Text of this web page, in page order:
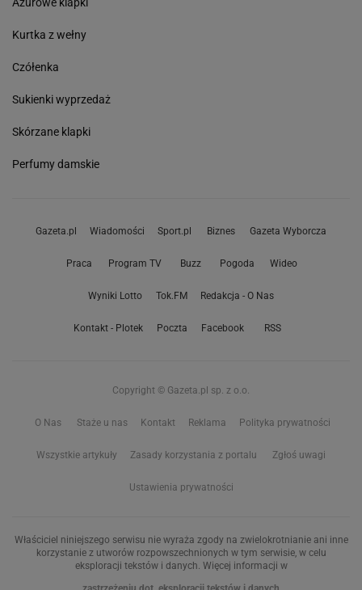
Kurtka z wełny
Czółenka
Sukienki wyprzedaż
Skórzane klapki
Perfumy damskie
Gazeta.pl Wiadomości Sport.pl Biznes Gazeta Wyborcza
Praca Program TV Buzz Pogoda Wideo
Wyniki Lotto Tok.FM Redakcja - O Nas
Kontakt - Plotek Poczta Facebook RSS
Copyright © Gazeta.pl sp. z o.o.
O Nas Staże u nas Kontakt Reklama Polityka prywatności
Wszystkie artykuły Zasady korzystania z portalu Zgłoś uwagi
Ustawienia prywatności
Właściciel niniejszego serwisu nie wyraża zgody na zwielokrotnianie ani inne
korzystanie z utworów rozpowszechnionych w tym serwisie, w celu
eksploracji tekstów i danych. Więcej informacji w